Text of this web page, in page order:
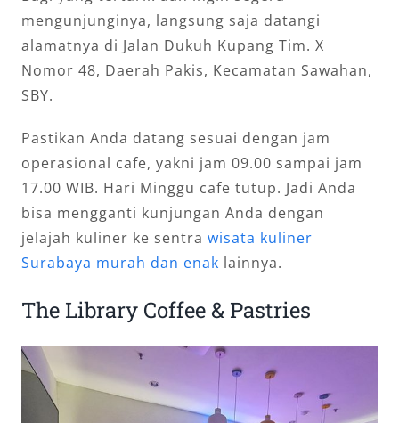
mengunjunginya, langsung saja datangi
alamatnya di Jalan Dukuh Kupang Tim. X
Nomor 48, Daerah Pakis, Kecamatan Sawahan,
SBY.
Pastikan Anda datang sesuai dengan jam
operasional cafe, yakni jam 09.00 sampai jam
17.00 WIB. Hari Minggu cafe tutup. Jadi Anda
bisa mengganti kunjungan Anda dengan
jelajah kuliner ke sentra wisata kuliner
Surabaya murah dan enak lainnya.
The Library Coffee & Pastries